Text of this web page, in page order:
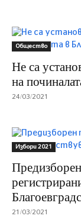
Общество
Не са
на
24/03/2021
Избори 2021
21/03/2021